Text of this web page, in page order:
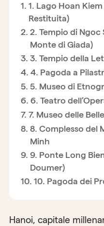
1. Lago Hoan
Restituita)
2. Tempio di Ngoc
Monte di Giada)
3. Tempio della
4. Pagoda a
5. Museo di
6. Teatro
7. Museo delle
8. Complesso del
Minh
9. Ponte Long
Doumer)
10. Pagoda dei
Hanoi, capitale